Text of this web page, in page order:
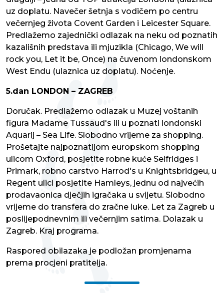
uz doplatu. Navečer šetnja s vodičem po centru
večernjeg života Covent Garden i Leicester Square.
Predlažemo zajednički odlazak na neku od poznatih
kazališnih predstava ili mjuzikla (Chicago, We will
rock you, Let it be, Once) na čuvenom londonskom
West Endu (ulaznica uz doplatu). Noćenje.
5.dan LONDON – ZAGREB
Doručak. Predlažemo odlazak u Muzej voštanih
figura Madame Tussaud's ili u poznati londonski
Aquarij – Sea Life. Slobodno vrijeme za shopping.
Prošetajte najpoznatijom europskom shopping
ulicom Oxford, posjetite robne kuće Selfridges i
Primark, robno carstvo Harrod's u Knightsbridgeu, u
Regent ulici posjetite Hamleys, jednu od najvećih
prodavaonica dječjih igračaka u svijetu. Slobodno
vrijeme do transfera do zračne luke. Let za Zagreb u
poslijepodnevnim ili večernjim satima. Dolazak u
Zagreb. Kraj programa.
Raspored obilazaka je podložan promjenama
prema procjeni pratitelja.